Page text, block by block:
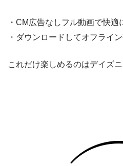
・CM広告なしフル動画で快適
・ダウンロードしてオフライン
これだけ楽しめるのはデイズ